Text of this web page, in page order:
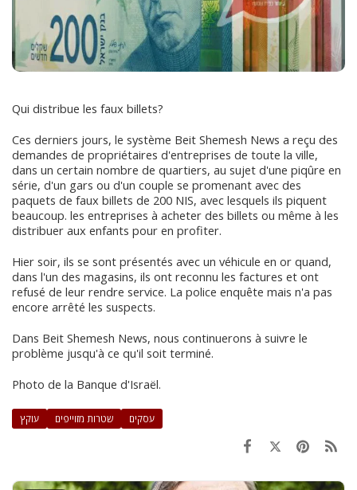
Qui distribue les faux billets?
Ces derniers jours, le système Beit Shemesh News a reçu des
demandes de propriétaires d'entreprises de toute la ville,
dans un certain nombre de quartiers, au sujet d'une piqûre en
série, d'un gars ou d'un couple se promenant avec des
paquets de faux billets de 200 NIS, avec lesquels ils piquent
beaucoup. les entreprises à acheter des billets ou même à les
distribuer aux enfants pour en profiter.
Hier soir, ils se sont présentés avec un véhicule en or quand,
dans l'un des magasins, ils ont reconnu les factures et ont
refusé de leur rendre service. La police enquête mais n'a pas
encore arrêté les suspects.
Dans Beit Shemesh News, nous continuerons à suivre le
problème jusqu'à ce qu'il soit terminé.
Photo de la Banque d'Israël.
עוקץ שטרות מזוייפים עסקים